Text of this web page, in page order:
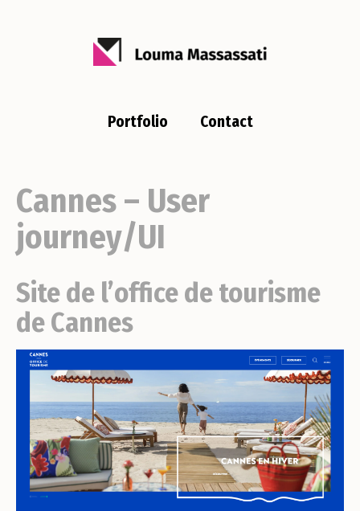
Portfolio Contact
Cannes – User
journey/UI
Site de l’office de tourisme
de Cannes